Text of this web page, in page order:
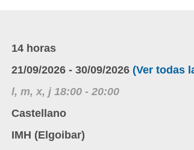
14 horas
21/09/2026- 30/09/2026 (Ver todas
l, m, x, j 18:00- 20:00
Castellano
IMH (Elgoibar)